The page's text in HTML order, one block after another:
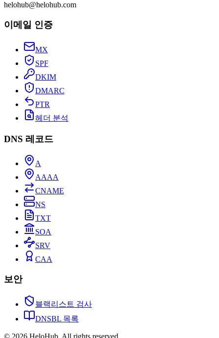
helohub@helohub.com
이메일 인증
MX
SPF
DKIM
DMARC
PTR
헤더 분석
DNS 레코드
A
AAAA
CNAME
NS
TXT
SOA
SRV
CAA
보안
블랙리스트 검사
DNSBL 목록
© 2026 HeloHub. All rights reserved.